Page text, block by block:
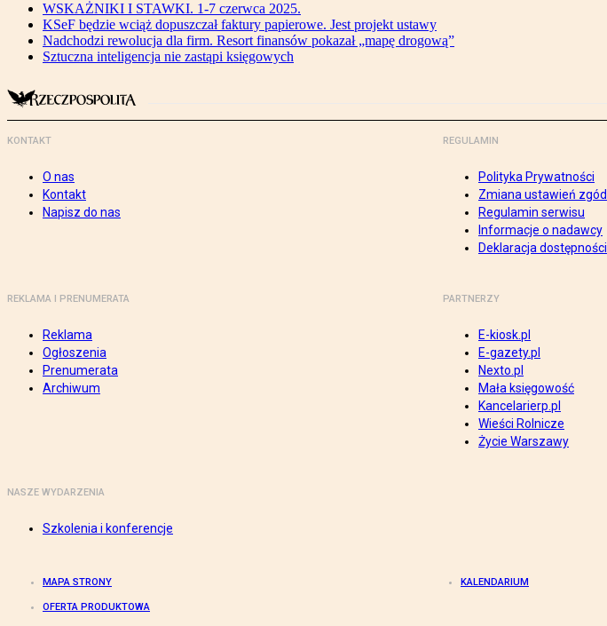
WSKAŻNIKI I STAWKI. 1-7 czerwca 2025.
KSeF będzie wciąż dopuszczał faktury papierowe. Jest projekt ustawy
Nadchodzi rewolucja dla firm. Resort finansów pokazał „mapę drogową”
Sztuczna inteligencja nie zastąpi księgowych
KONTAKT
O nas
Kontakt
Napisz do nas
REGULAMIN
Polityka Prywatności
Zmiana ustawień zgód
Regulamin serwisu
Informacje o nadawcy
Deklaracja dostępności
REKLAMA I PRENUMERATA
Reklama
Ogłoszenia
Prenumerata
Archiwum
PARTNERZY
E-kiosk.pl
E-gazety.pl
Nexto.pl
Mała księgowość
Kancelarierp.pl
Wieści Rolnicze
Życie Warszawy
NASZE WYDARZENIA
Szkolenia i konferencje
MAPA STRONY KALENDARIUM
OFERTA PRODUKTOWA